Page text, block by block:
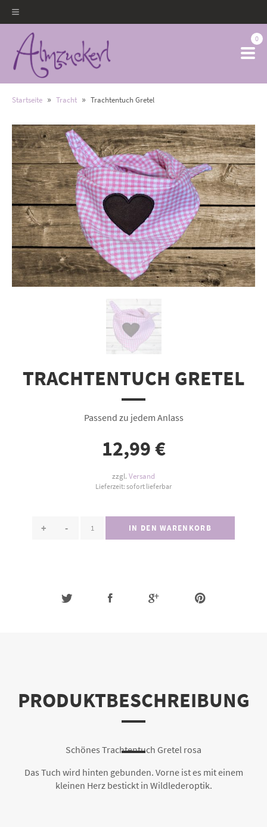
0
Startseite » Tracht » Trachtentuch Gretel
TRACHTENTUCH GRETEL
Passend zu jedem Anlass
12,99€
zzgl. Versand
Lieferzeit: sofort lieferbar
+ - IN DEN WARENKORB
PRODUKTBESCHREIBUNG
Schönes Trachtentuch Gretel rosa
Das Tuch wird hinten gebunden. Vorne ist es mit einem
kleinen Herz bestickt in Wildlederoptik.